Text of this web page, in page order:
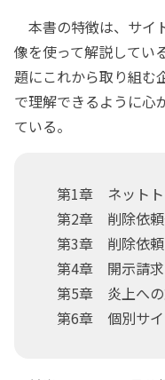
本書の特徴は、サイ
像を使って解説してい
題にこれから取り組む
で理解できるように心
ている。
第1章 ネットト
第2章 削除依頼
第3章 削除依頼
第4章 開示請求
第5章 炎上へ
第6章 個別サイ